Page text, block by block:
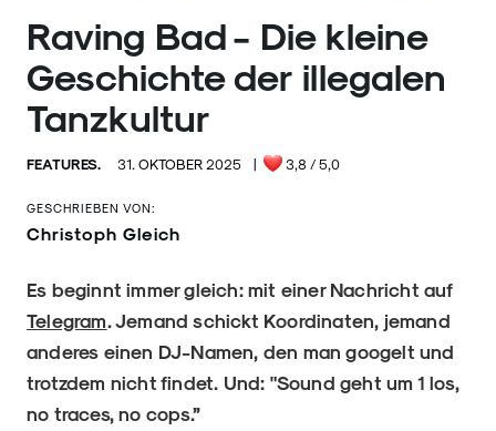
Raving Bad - Die kleine
Geschichte der illegalen
Tanzkultur
FEATURES. 31. OKTOBER 2025 | 3,8 / 5,0
GESCHRIEBEN VON:
Christoph Gleich
Es beginnt immer gleich: mit einer Nachricht auf
Telegram. Jemand schickt Koordinaten, jemand
anderes einen DJ-Namen, den man googelt und
trotzdem nicht findet. Und: "Sound geht um 1 los,
no traces, no cops.”